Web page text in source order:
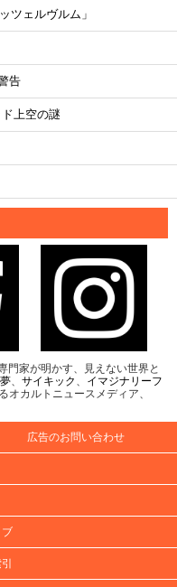
ツェルヴルム」
告
上空の謎
門家が明かす、見えない世界と
、 サイキック 、 イマジナリーフ
オカルトニュースメディア、
広告のお問い合わせ
ブ